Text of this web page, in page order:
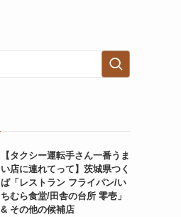
【タクシー運転手さん一番うま
い店に連れてって】茨城県つく
ば「レストラン フライパン/い
ちむら食堂/田舎の台所 零壱」
& その他の候補店